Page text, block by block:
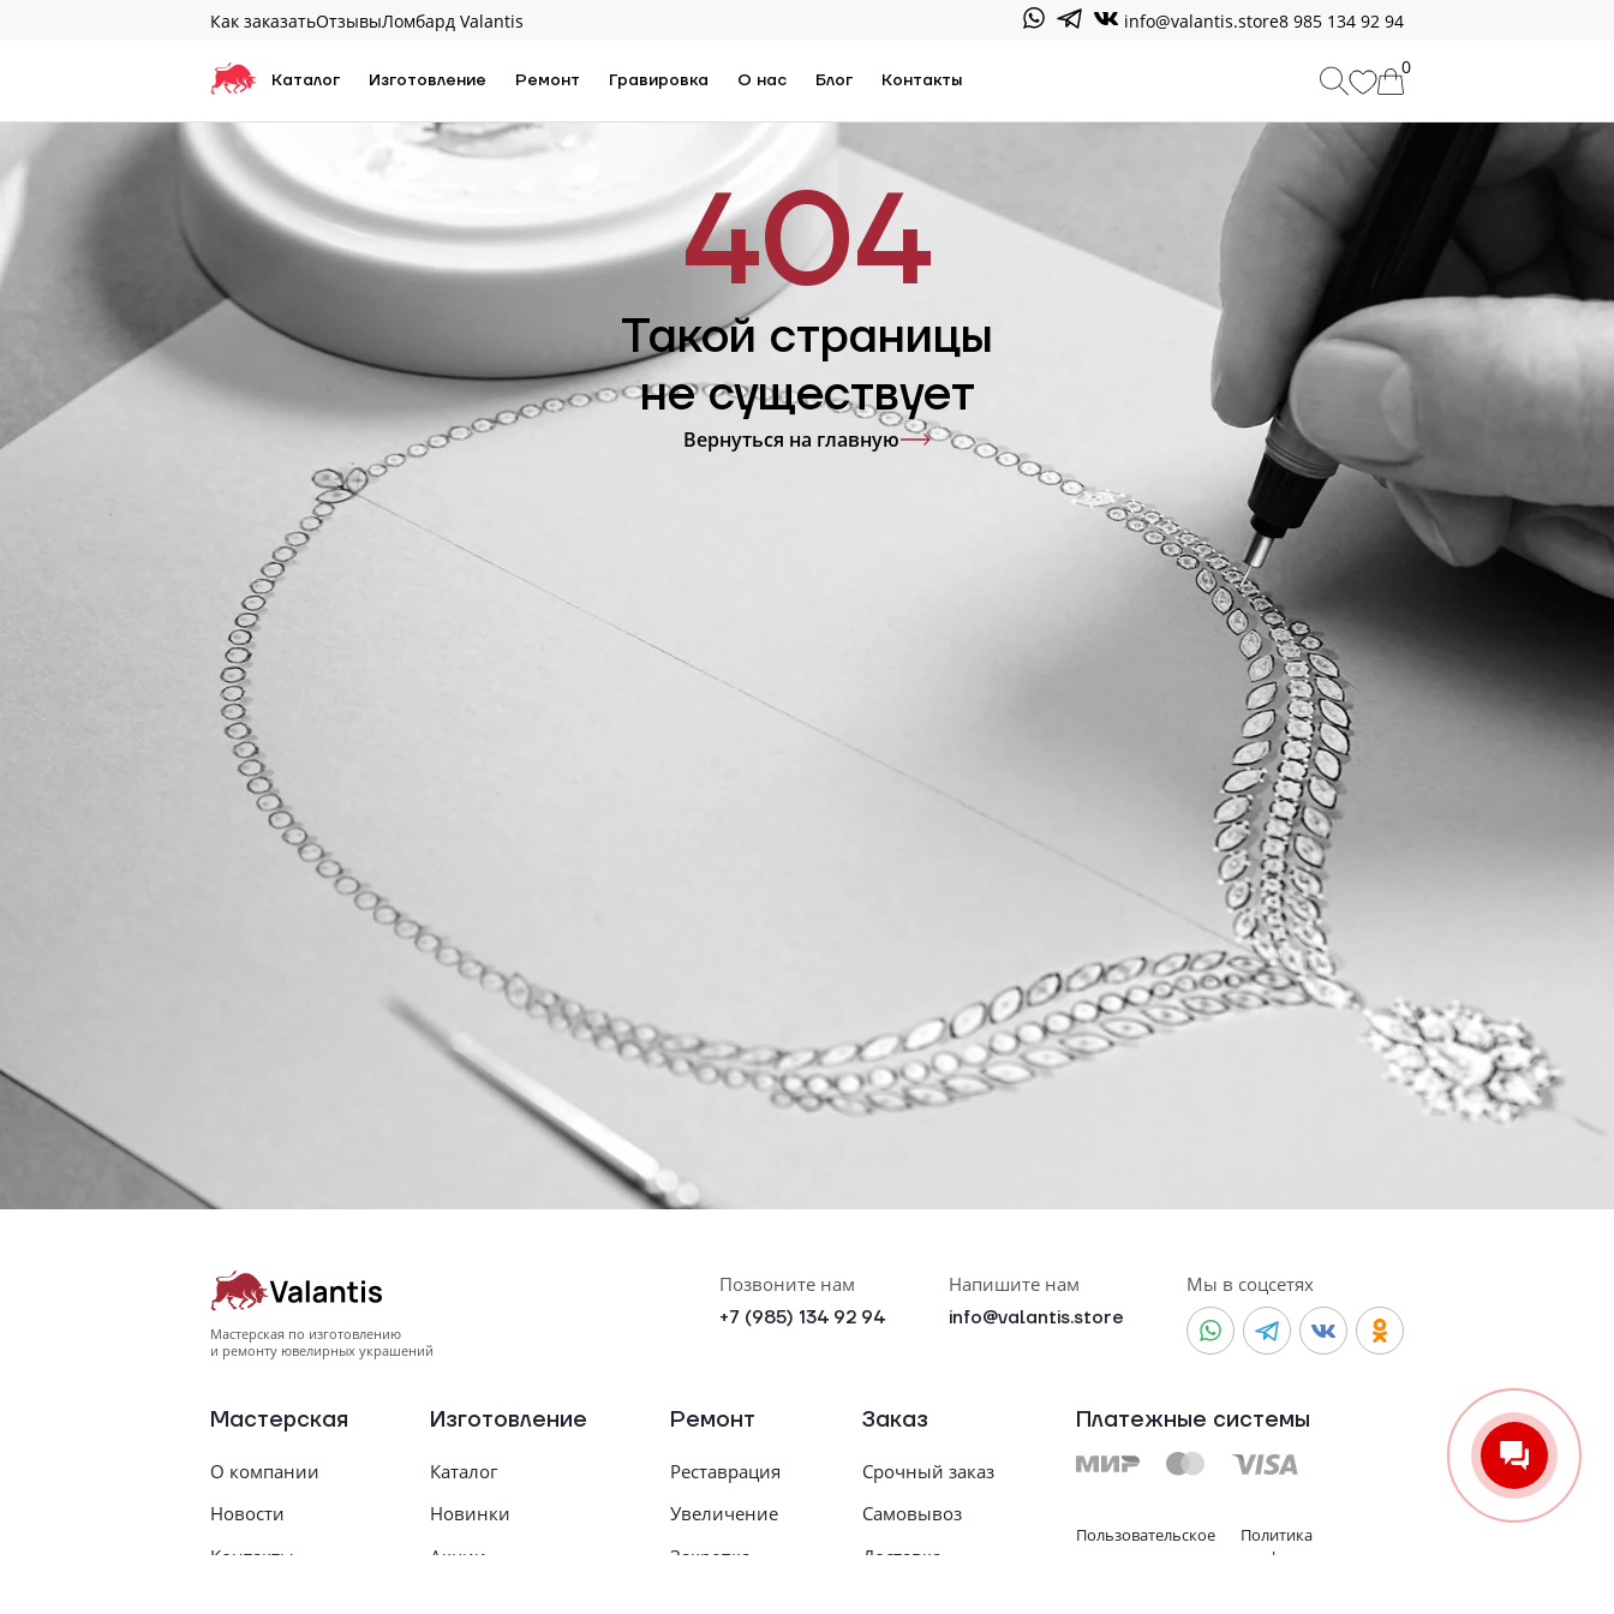
Как заказатьОтзывыЛомбард Valantis info@valantis.store8 985 134 92 94
Каталог Изготовление Ремонт Гравировка О нас Блог Контакты
0
404
Такой страницы
не существует
Вернуться на главную
Мастерская по изготовлению
и ремонту ювелирных украшений
Позвоните нам
+7 (985) 134 92 94
Напишите нам
info@valantis.store
Мы в соцсетях
Мастерская
О компании
Новости
Контакты
Изготовление
Каталог
Новинки
Акции
Ремонт
Реставрация
Увеличение
Закрепка
Заказ
Срочный заказ
Самовывоз
Доставка
Платежные системы
Политика
конфиденциальности
Пользовательское